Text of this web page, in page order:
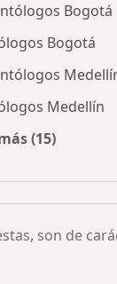
Bogotá
Bogotá
Medellín
(15)
son de